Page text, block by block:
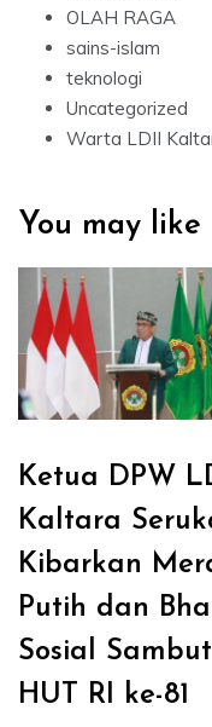
OLAH RAGA
sains-islam
teknologi
Uncategorized
Warta LDII
You may like
Ketua DPW
Kaltara
Kibarkan
Putih dan
Sosial Sambut
HUT RI ke-81